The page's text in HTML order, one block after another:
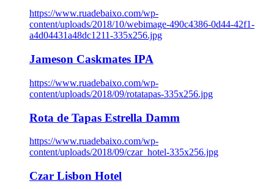
https://www.ruadebaixo.com/wp-
content/uploads/2018/10/webimage-490c4386-0d44-42f1-
a4d04431a48dc1211-335x256.jpg
Jameson Caskmates IPA
https://www.ruadebaixo.com/wp-
content/uploads/2018/09/rotatapas-335x256.jpg
Rota de Tapas Estrella Damm
https://www.ruadebaixo.com/wp-
content/uploads/2018/09/czar_hotel-335x256.jpg
Czar Lisbon Hotel